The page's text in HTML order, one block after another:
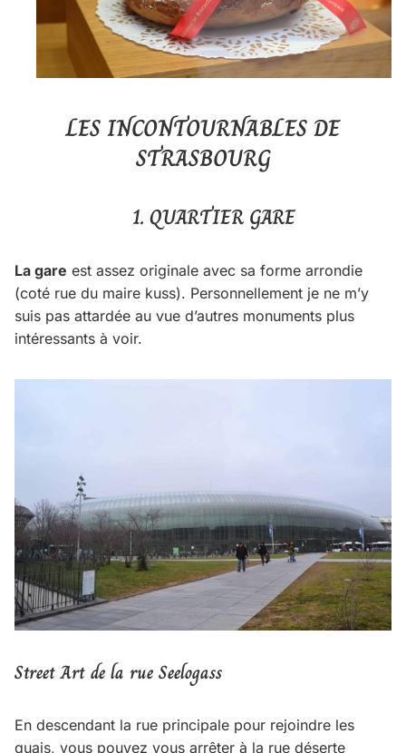
LES INCONTOURNABLES DE
STRASBOURG
1. QUARTIER GARE
La gare est assez originale avec sa forme arrondie
(coté rue du maire kuss). Personnellement je ne m’y
suis pas attardée au vue d’autres monuments plus
intéressants à voir.
Street Art de la rueSeelogass
En descendant la rue principale pour rejoindre les
quais, vous pouvez vous arrêter à la rue déserte